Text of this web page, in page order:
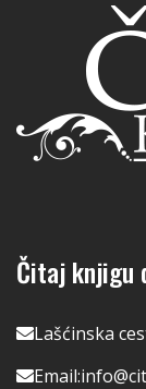
Čitaj knjigu
Lašćinska
Email: